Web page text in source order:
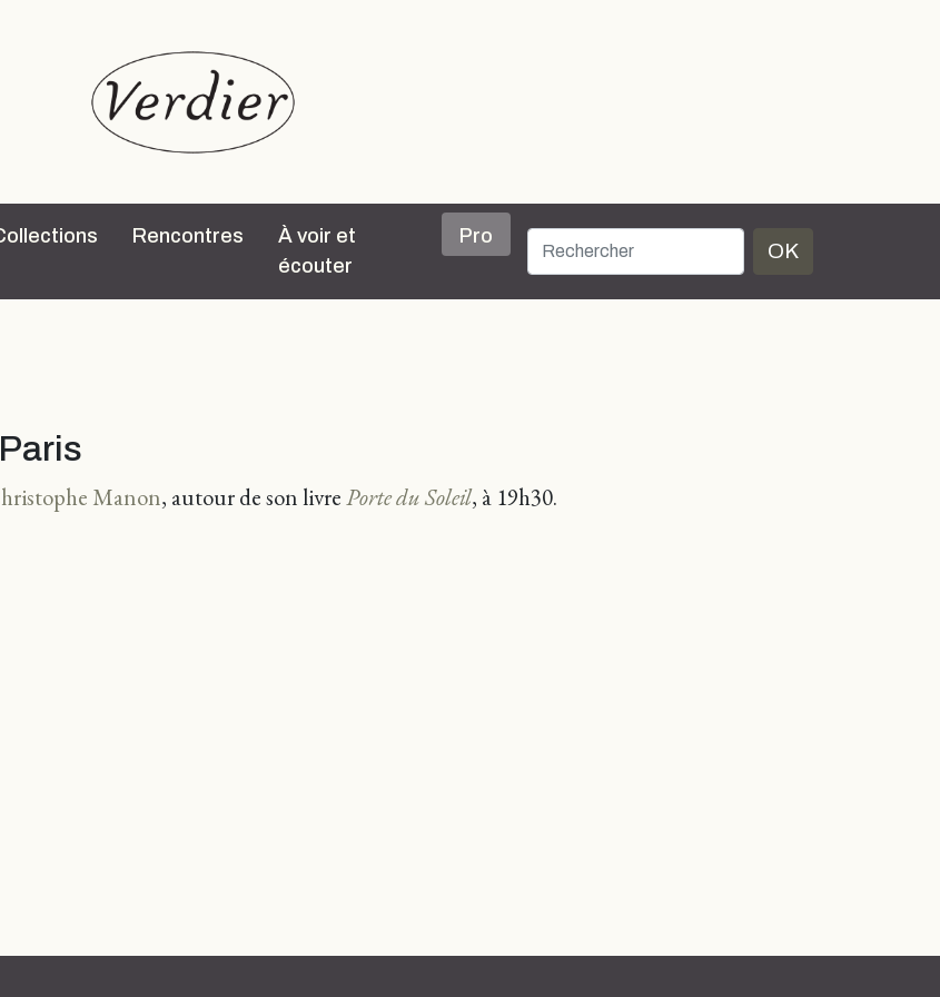
Rencontres
À voir et
écouter
Pro
OK
Manon, autour de son livrePorte du Soleil, à 19h30.